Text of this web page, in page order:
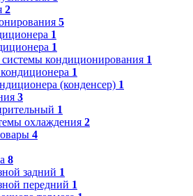
2
5
1
1
кондиционирования 1
1
(конденсер) 1
3
1
охлаждения 2
4
8
задний 1
передний 1